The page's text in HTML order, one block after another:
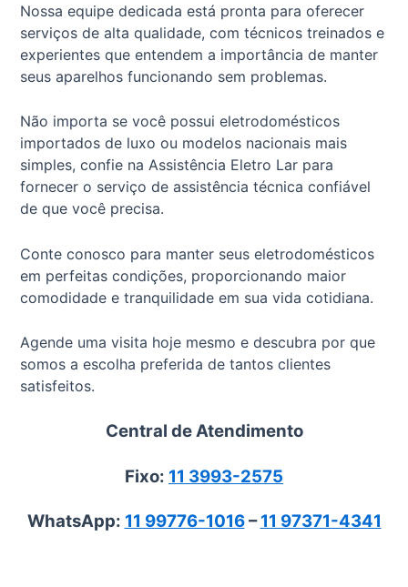
Nossa equipe dedicada está pronta para oferecer
serviços de alta qualidade, com técnicos treinados e
experientes que entendem a importância de manter
seus aparelhos funcionando sem problemas.
Não importa se você possui eletrodomésticos
importados de luxo ou modelos nacionais mais
simples, confie na Assistência Eletro Lar para
fornecer o serviço de assistência técnica confiável
de que você precisa.
Conte conosco para manter seus eletrodomésticos
em perfeitas condições, proporcionando maior
comodidade e tranquilidade em sua vida cotidiana.
Agende uma visita hoje mesmo e descubra por que
somos a escolha preferida de tantos clientes
satisfeitos.
Central de Atendimento
Fixo: 11 3993-2575
WhatsApp: 11 99776-1016–11 97371-4341